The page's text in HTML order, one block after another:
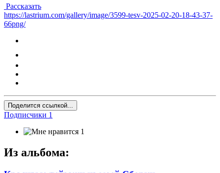
Рассказать
https://lastrium.com/gallery/image/3599-tesv-2025-02-20-18-43-37-
66png/
Поделится ссылкой...
Подписчики 1
1
Из альбома: